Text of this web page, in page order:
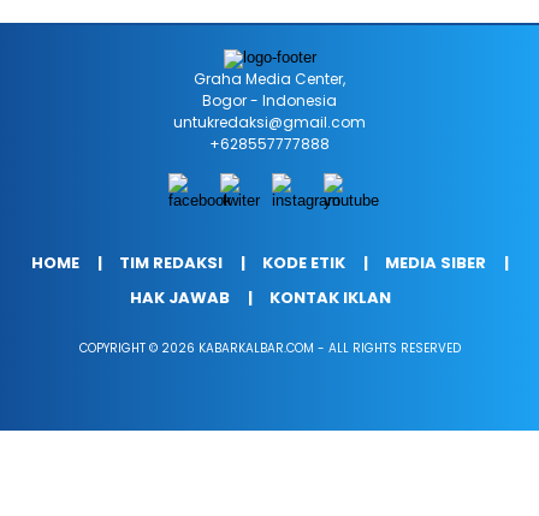
Graha Media Center,
Bogor - Indonesia
untukredaksi@gmail.com
+628557777888
HOME TIM REDAKSI KODE ETIK
MEDIA SIBER
HAK JAWAB
KONTAK IKLAN
COPYRIGHT © 2026 KABARKALBAR.COM - ALL RIGHTS RESERVED